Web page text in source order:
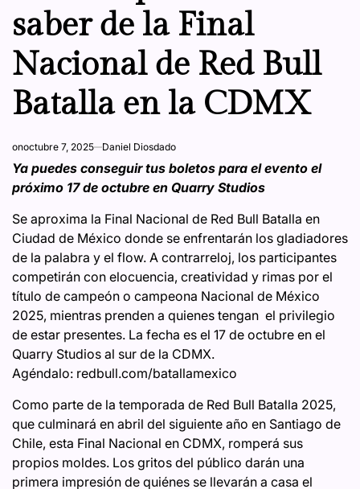
saber de la Final
Nacional de Red Bull
Batalla en la CDMX
onoctubre 7, 2025 Daniel Diosdado
Ya puedes conseguir tus boletos para el evento el
próximo 17 de octubre en Quarry Studios
Se aproxima la Final Nacional de Red Bull Batalla en
Ciudad de México donde se enfrentarán los gladiadores
de la palabra y el flow. A contrarreloj, los participantes
competirán con elocuencia, creatividad y rimas por el
título de campeón o campeona Nacional de México
2025, mientras prenden a quienes tengan el privilegio
de estar presentes. La fecha es el 17 de octubre en el
Quarry Studios al sur de la CDMX.
Agéndalo: redbull.com/batallamexico
Como parte de la temporada de Red Bull Batalla 2025,
que culminará en abril del siguiente año en Santiago de
Chile, esta Final Nacional en CDMX, romperá sus
propios moldes. Los gritos del público darán una
primera impresión de quiénes se llevarán a casa el